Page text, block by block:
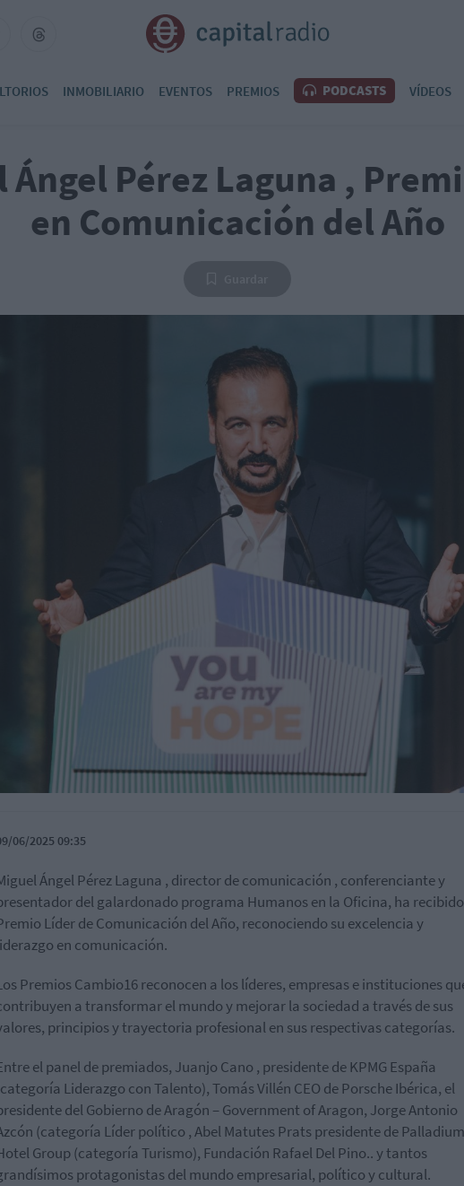
INMOBILIARIO EVENTOS PREMIOS PODCASTS VÍDEOS
Ángel Pérez Laguna ,
en Comunicación del Año
06/2025 09:35
Ángel Pérez Laguna , director de comunicación , conferenciante y
del galardonado programa Humanos en la Oficina, ha
Líder de Comunicación del Año, reconociendo su excelencia y
en comunicación.
Premios Cambio16 reconocen a los líderes, empresas e instituciones
a transformar el mundo y mejorar la sociedad a través de sus
principios y trayectoria profesional en sus respectivas categorías.
el panel de premiados, Juanjo Cano , presidente de KPMG España
Liderazgo con Talento), Tomás Villén CEO de Porsche Ibérica, el
del Gobierno de Aragón – Government of Aragon, Jorge Antonio
(categoría Líder político , Abel Matutes Prats presidente de Palladium
Group (categoría Turismo), Fundación Rafael Del Pino.. y tantos
protagonistas del mundo empresarial, político y cultural.